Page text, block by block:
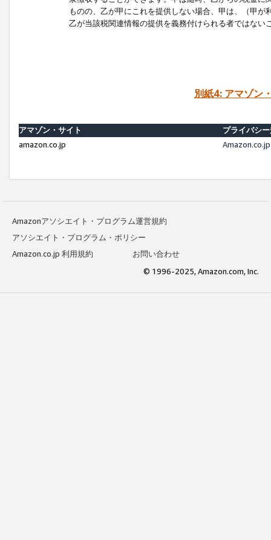
ものの、乙が甲にこれを提供しない場合、甲は、（甲
乙が当該税関連情報の提供を義務付けられる者ではな
別紙4: アマゾン
アマゾン・サイト
プライバシ
amazon.co.jp
Amazonアソシエイト・プログラム運営規約
アソシエイト・プログラム・ポリシー
Amazon.co.jp 利用規約
お問い合わせ
© 1996-2025, Amazon.com, Inc.